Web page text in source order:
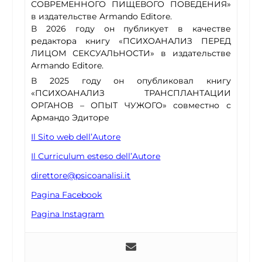
СОВРЕМЕННОГО ПИЩЕВОГО ПОВЕДЕНИЯ»
в издательстве Armando Editore.
В 2026 году он публикует в качестве
редактора книгу «ПСИХОАНАЛИЗ ПЕРЕД
ЛИЦОМ СЕКСУАЛЬНОСТИ» в издательстве
Armando Editore.
В 2025 году он опубликовал книгу
«ПСИХОАНАЛИЗ ТРАНСПЛАНТАЦИИ
ОРГАНОВ – ОПЫТ ЧУЖОГО» совместно с
Армандо Эдиторе
Il Sito web dell’Autore
Il Curriculum esteso dell’Autore
direttore@psicoanalisi.it
Pagina Facebook
Pagina Instagram